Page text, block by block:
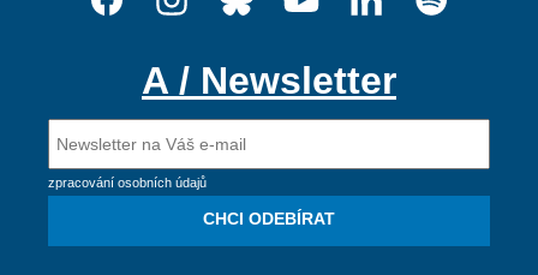
A / Newsletter
zpracování osobních údajů
CHCI ODEBÍRAT